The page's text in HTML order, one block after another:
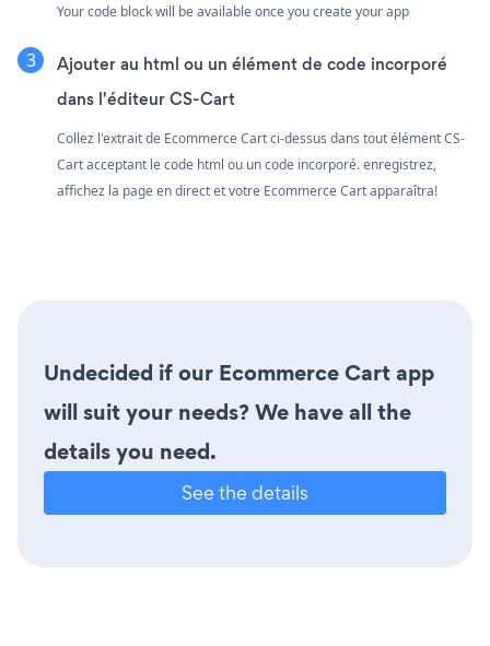
Your code block will be available once you create your app
Ajouter au html ou un élément de code incorporé
dans l'éditeur CS-Cart
Collez l'extrait de Ecommerce Cart ci-dessus dans tout élément CS-
Cart acceptant le code html ou un code incorporé. enregistrez,
affichez la page en direct et votre Ecommerce Cart apparaîtra!
Undecided if our Ecommerce Cart app
will suit your needs? We have all the
details you need.
See the details